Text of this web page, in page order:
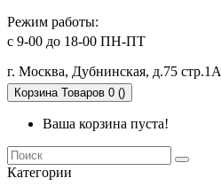
Режим работы:
с 9-00 до 18-00 ПН-ПТ
г. Москва, Дубнинская, д.75 стр.1А
Корзина Товаров 0 ()
Ваша корзина пуста!
Категории